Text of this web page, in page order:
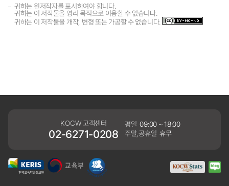
귀하는 원저작자를 표시하여야 합니다.
귀하는 이 저작물을 영리 목적으로 이용할 수 없습니다.
귀하는 이 저작물을 개작, 변형 또는 가공할 수 없습니다.
KOCW 고객센터
02-6271-0208
평일 09:00 ~ 18:00
주말,공휴일 휴무